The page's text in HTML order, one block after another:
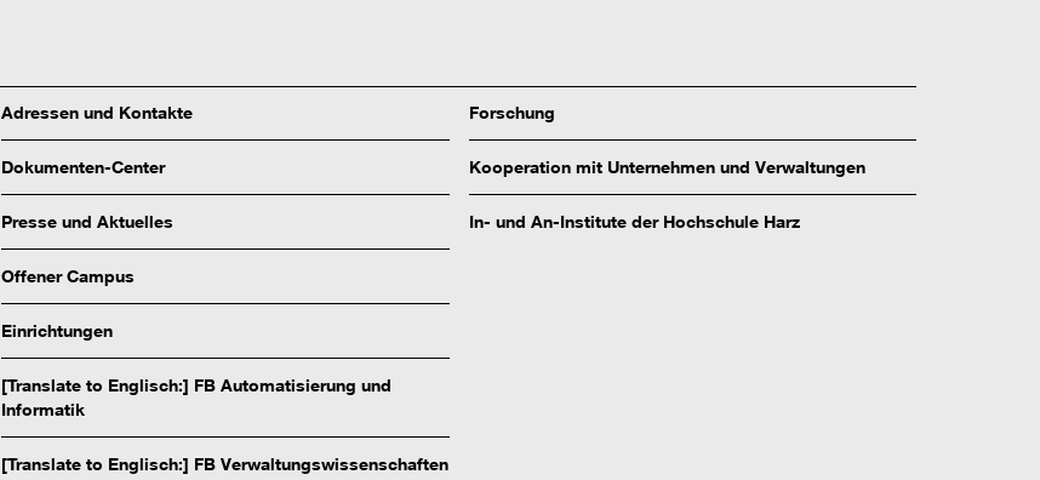
Adressen und Kontakte
Dokumenten-Center
Presse und Aktuelles
Offener Campus
Einrichtungen
[Translate to Englisch:] FB Automatisierung und
Informatik
[Translate to Englisch:] FB Verwaltungswissenschaften
Forschung
Kooperation mit Unternehmen und Verwaltungen
In- und An-Institute der Hochschule Harz